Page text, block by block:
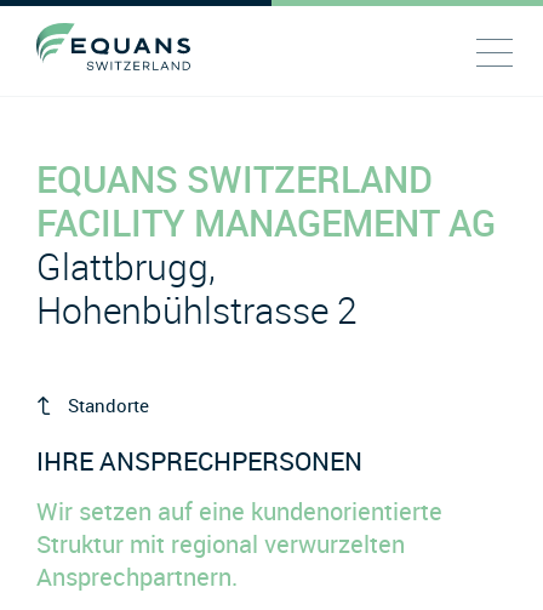
EQUANS SWITZERLAND
FACILITY MANAGEMENT AG
Glattbrugg,
Hohenbühlstrasse 2
Standorte
IHRE ANSPRECHPERSONEN
Wir setzen auf eine kundenorientierte
Struktur mit regional verwurzelten
Ansprechpartnern.